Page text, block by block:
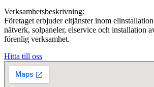
Verksamhetsbeskrivning:
Företaget erbjuder eltjänster inom
nätverk, solpaneler, elservice och installation
förenlig verksamhet.
Hitta till oss